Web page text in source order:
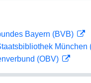
Bayern (BVB)
München
(OBV)